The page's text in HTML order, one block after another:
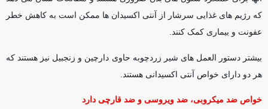
که رژیم های غذایی سرشار از آنتی اکسیدان ها ممکن است به کاهش خطر
عفونت و بیماری کمک کنند.
بیشتر دستور العمل های شیر زردچوبه حاوی دارچین و زنجبیل نیز هستند که
هر دو دارای خواص آنتی اکسیدانی هستند.
خواص ضد میکروبی، ضد ویروسی و ضد قارچی دارد